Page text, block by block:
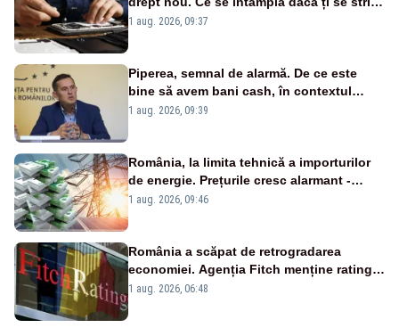
un produs
1 aug. 2026, 09:37
Piperea, semnal de alarmă. De ce este
bine să avem bani cash, în contextul
alertei energetice?
1 aug. 2026, 09:39
România, la limita tehnică a importurilor
de energie. Prețurile cresc alarmant -
Analiză Realitatea Plus
1 aug. 2026, 09:46
România a scăpat de retrogradarea
economiei. Agenția Fitch menține ratingul
„BBB-” cu perspectivă negativă
1 aug. 2026, 06:48